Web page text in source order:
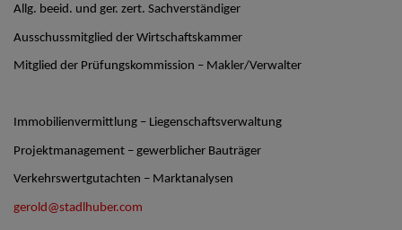
Allg. beeid. und ger. zert. Sachverständiger
Ausschussmitglied der Wirtschaftskammer
Mitglied der Prüfungskommission – Makler/Verwalter
Immobilienvermittlung – Liegenschaftsverwaltung
Projektmanagement – gewerblicher Bauträger
Verkehrswertgutachten – Marktanalysen
gerold@stadlhuber.com